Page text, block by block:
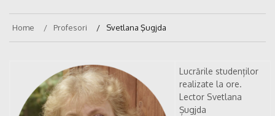
Home Profesori Svetlana Şugjda
Lucrările studenților
realizate la ore.
Lector Svetlana
Șugjda